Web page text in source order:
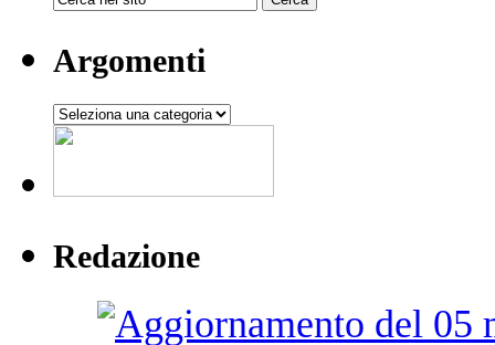
Argomenti
Argomenti
Redazione